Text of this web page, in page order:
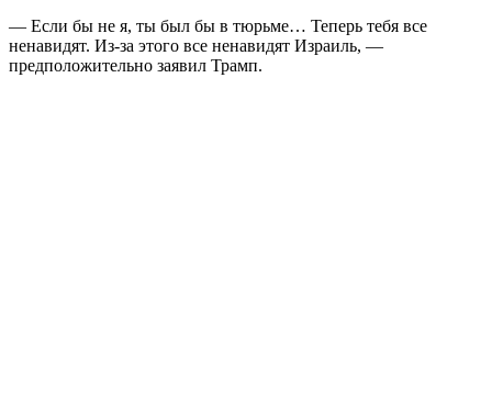
— Если бы не я, ты был бы в тюрьме… Теперь тебя все
ненавидят. Из-за этого все ненавидят Израиль, —
предположительно заявил Трамп.